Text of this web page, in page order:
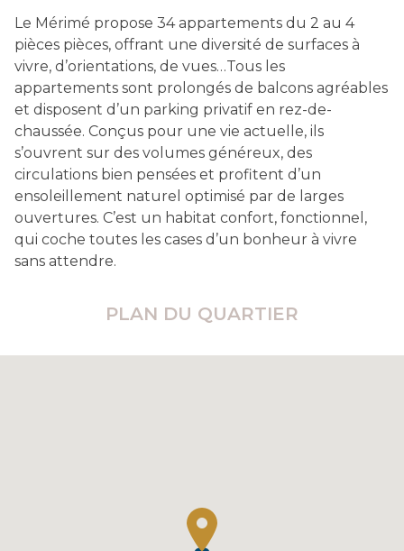
Le Mérimé propose 34 appartements du 2 au 4
pièces pièces, offrant une diversité de surfaces à
vivre, d’orientations, de vues…Tous les
appartements sont prolongés de balcons agréables
et disposent d’un parking privatif en rez-de-
chaussée. Conçus pour une vie actuelle, ils
s’ouvrent sur des volumes généreux, des
circulations bien pensées et profitent d’un
ensoleillement naturel optimisé par de larges
ouvertures. C’est un habitat confort, fonctionnel,
qui coche toutes les cases d’un bonheur à vivre
sans attendre.
PLAN DU QUARTIER